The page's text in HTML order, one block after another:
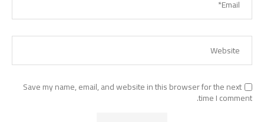
Save my name, email, and website in this browser for the next
time I comment.